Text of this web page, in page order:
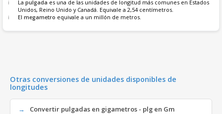
La pulgada es una de las unidades de longitud más comunes en Estados
Unidos, Reino Unido y Canadá. Equivale a 2,54 centímetros.
El megametro equivale a un millón de metros.
Otras conversiones de unidades disponibles de
longitudes
Convertir pulgadas en gigametros - plg en Gm